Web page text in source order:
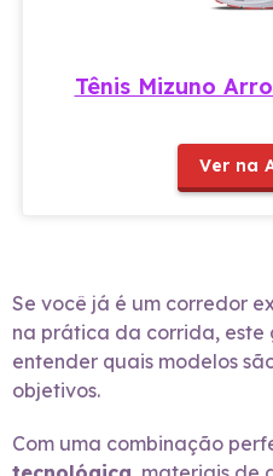
Tênis Mizuno
Ver na
Se você já é um corredor
na prática da corrida,
entender quais modelos
objetivos.
Com uma combinação